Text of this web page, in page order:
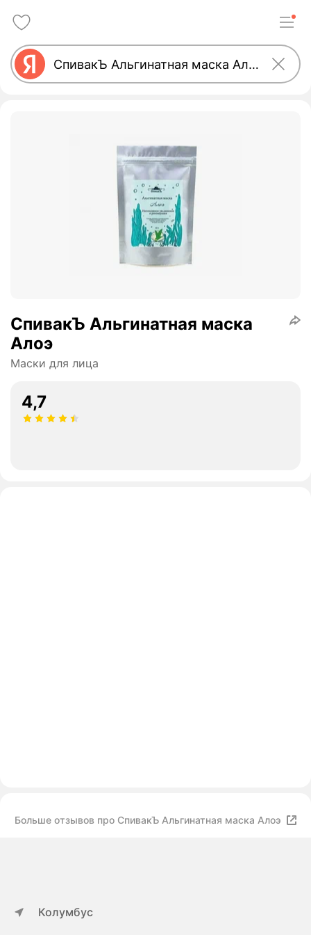
СпивакЪ Альгинатная маска
Алоэ
Маски для лица
4,7
Больше отзывов про СпивакЪ Альгинатная маска Алоэ
Колумбус